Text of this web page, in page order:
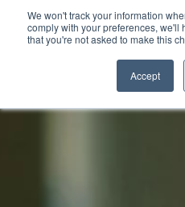
We won't track your information
comply with your preferences, we'll
that you're not asked to make this
Accept